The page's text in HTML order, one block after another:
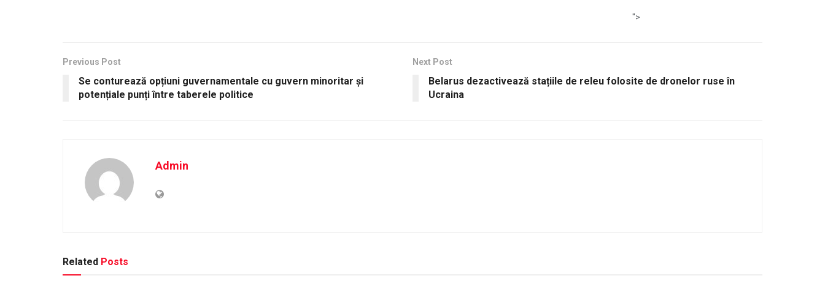
">
Previous Post
Se conturează opțiuni guvernamentale cu guvern minoritar și
potențiale punți între taberele politice
Next Post
Belarus dezactivează stațiile de releu folosite de dronelor ruse în
Ucraina
Admin
Related Posts